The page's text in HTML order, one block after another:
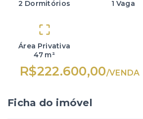
2 Dormitórios 1 Vaga
Área Privativa
47 m²
R$222.600,00/VENDA
Ficha do imóvel